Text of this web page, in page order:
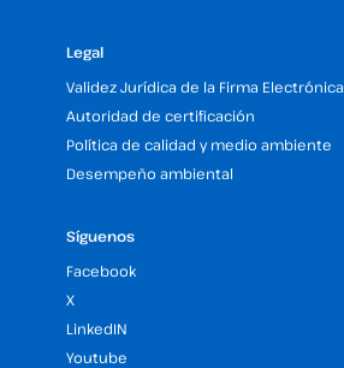
Legal
Validez Jurídica de la Firma Electrónica
Autoridad de certificación
Política de calidad y medio ambiente
Desempeño ambiental
Síguenos
Facebook
X
LinkedIN
Youtube